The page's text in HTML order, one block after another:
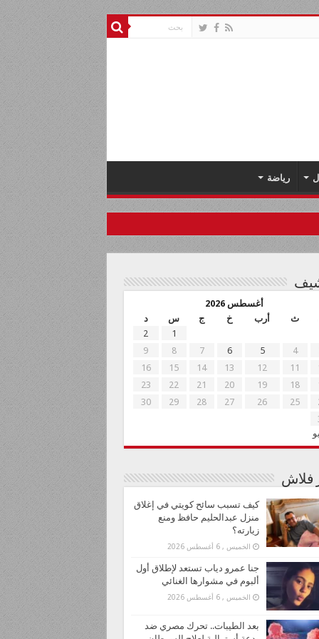
رياضة
أغسطس 2026
ث أرب خ ج س
د
1
2
4
5
6
7
8
9
11
12
13
14
15
16
18
19
20
21
22
23
25
26
27
28
29
30
فلاش
كيف تسبب سائح كويتي في إغلاق
منزل عبدالحليم حافظ ومنع
زيارته؟
الخميس , 6 أغسطس 2026
جنا عمرو دياب تستعد لإطلاق أول
ألبوم في مشوارها الغنائي
الخميس , 6 أغسطس 2026
بعد الطيبات.. تحرك مصري ضد